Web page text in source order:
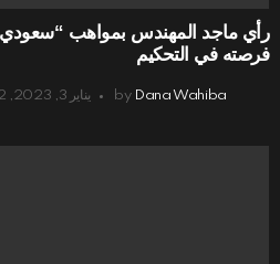
رأي ماجد المهندس بمواهب
فرصته في التحكيم
by Dana Wahiba يناير 3, 2023, 8:02 م